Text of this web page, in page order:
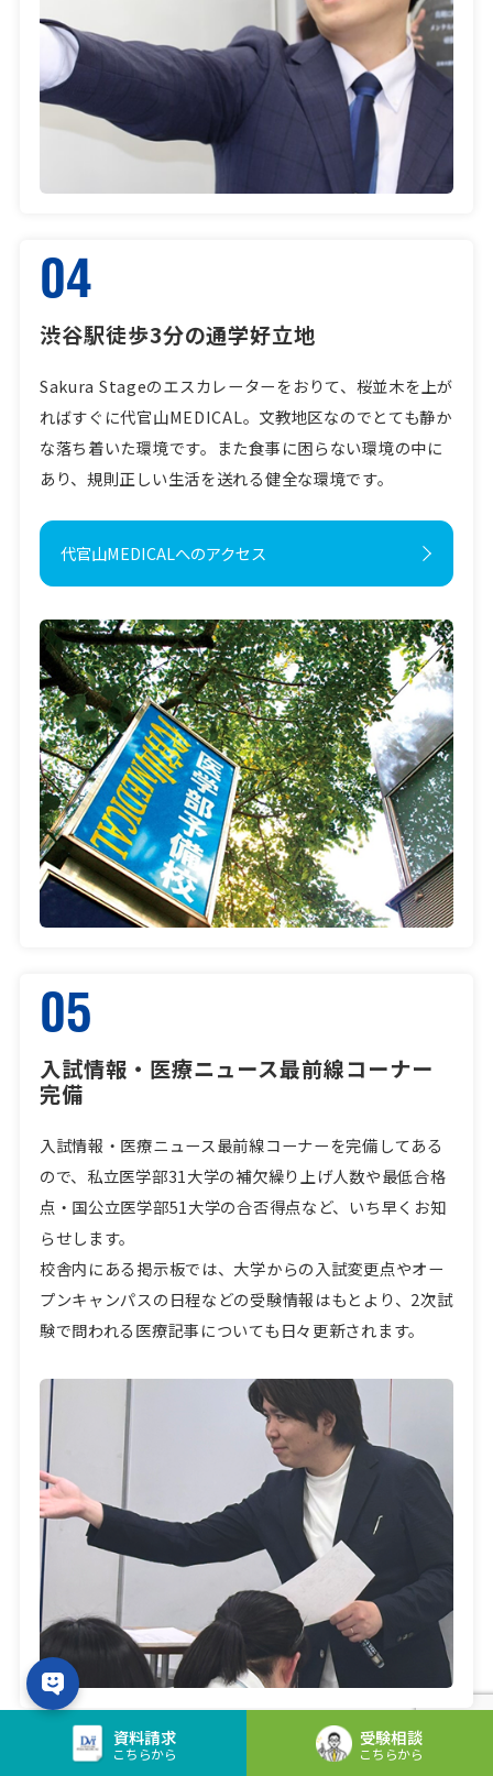
04
渋谷駅徒歩3分の通学好立地
Sakura Stageのエスカレーターをおりて、桜並木を上が
ればすぐに代官山MEDICAL。文教地区なのでとても静か
な落ち着いた環境です。また食事に困らない環境の中に
あり、規則正しい生活を送れる健全な環境です。
代官山MEDICALへのアクセス
05
入試情報・医療ニュース最前線コーナー
完備
入試情報・医療ニュース最前線コーナーを完備してある
ので、私立医学部31大学の補欠繰り上げ人数や最低合格
点・国公立医学部51大学の合否得点など、いち早くお知
らせします。
校舎内にある掲示板では、大学からの入試変更点やオー
プンキャンパスの日程などの受験情報はもとより、2次試
験で問われる医療記事についても日々更新されます。
資料請求
こちらから
受験相談
こちらから